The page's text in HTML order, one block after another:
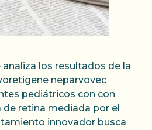
los resultados de la
neparvovec
pediátricos con con
retina mediada por el
innovador busca